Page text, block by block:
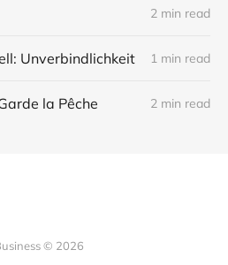
2 min read
Unverbindlichkeit 1 min read
la Pêche 2 min read
© 2026